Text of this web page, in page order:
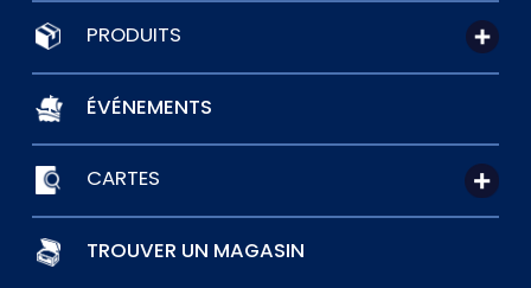
PRODUITS
ÉVÉNEMENTS
CARTES
TROUVER UN MAGASIN